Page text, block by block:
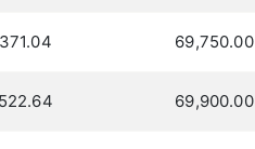
69,750.00
69,900.00